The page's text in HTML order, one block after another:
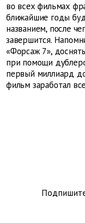
во всех фильмах
ближайшие годы
названием, после
завершится.
«Форсаж 7»,
при помощи
первый миллиард
фильм заработал